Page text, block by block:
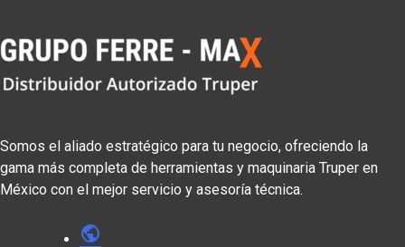
Somos el aliado estratégico para tu negocio, ofreciendo la
gama más completa de herramientas y maquinaria Truper en
México con el mejor servicio y asesoría técnica.
public